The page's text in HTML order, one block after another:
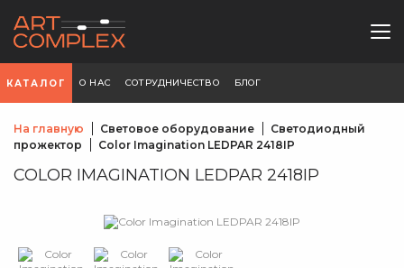
КАТАЛОГ О НАС СОТРУДНИЧЕСТВО БЛОГ
На главную Световое оборудование
Светодиодный
прожектор
Color Imagination LEDPAR 2418IP
COLOR IMAGINATION LEDPAR 2418IP